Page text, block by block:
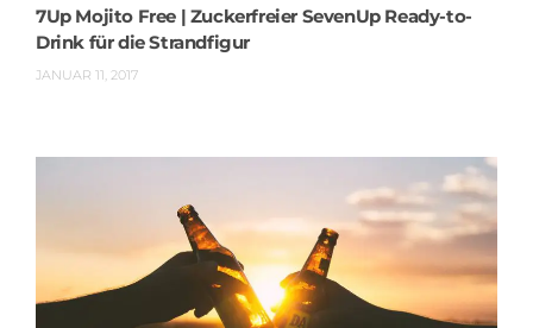
7Up Mojito Free | Zuckerfreier SevenUp Ready-to-
Drink für die Strandfigur
JANUAR 11, 2017